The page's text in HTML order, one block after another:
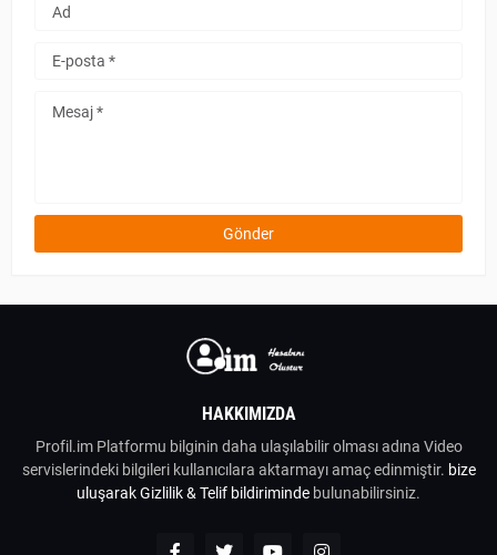
HAKKIMIZDA
Profil.im Platformu bilginin daha ulaşılabilir olması adına Video
servislerindeki bilgileri kullanıcılara aktarmayı amaç edinmiştir. bize
uluşarakGizlilik & Telif bildiriminde bulunabilirsiniz.